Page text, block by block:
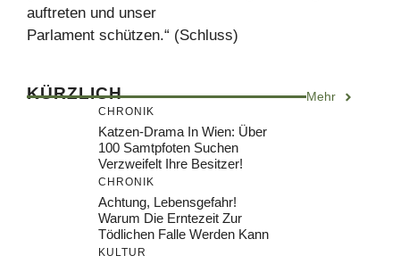
auftreten und unser
Parlament schützen.“ (Schluss)
KÜRZLICH Mehr
CHRONIK
Katzen-Drama In Wien: Über
100 Samtpfoten Suchen
Verzweifelt Ihre Besitzer!
CHRONIK
Achtung, Lebensgefahr!
Warum Die Erntezeit Zur
Tödlichen Falle Werden Kann
KULTUR